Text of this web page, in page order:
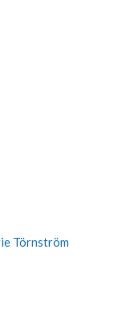
Törnström